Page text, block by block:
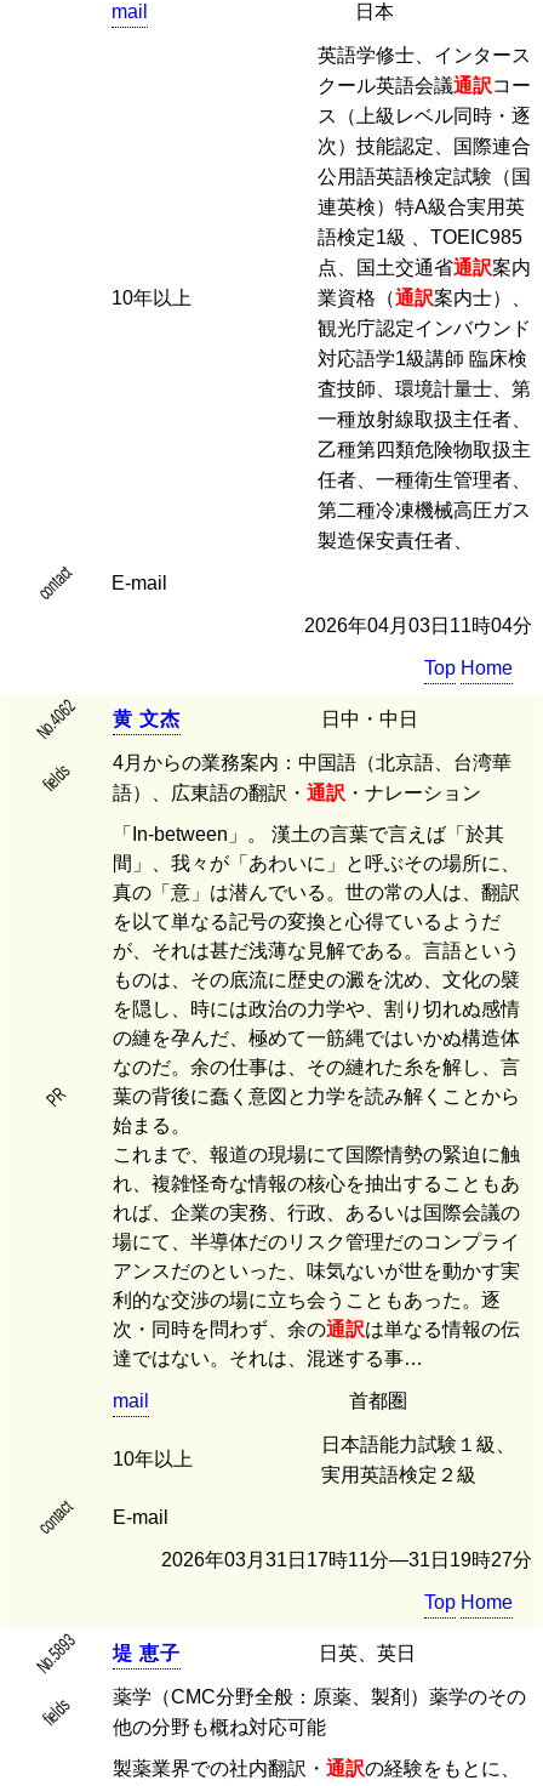
mail 日本
10年以上
英語学修士、インタース
クール英語会議通訳コー
ス（上級レベル同時・逐
次）技能認定、国際連合
公用語英語検定試験（国
連英検）特A級合実用英
語検定1級 、TOEIC985
点、国土交通省通訳案内
業資格（通訳案内士）、
観光庁認定インバウンド
対応語学1級講師 臨床検
査技師、環境計量士、第
一種放射線取扱主任者、
乙種第四類危険物取扱主
任者、一種衛生管理者、
第二種冷凍機械高圧ガス
製造保安責任者、
contact E-mail
2026年04月03日11時04分
Top Home
No.4062 黄 文杰 日中・中日
fields
4月からの業務案内：中国語（北京語、台湾華
語）、広東語の翻訳・ 通訳 ・ナレーション
PR
「In-between」。 漢土の言葉で言えば「於其
間」、我々が「あわいに」と呼ぶその場所に、
真の「意」は潜んでいる。世の常の人は、翻訳
を以て単なる記号の変換と心得ているようだ
が、それは甚だ浅薄な見解である。言語という
ものは、その底流に歴史の澱を沈め、文化の襞
を隠し、時には政治の力学や、割り切れぬ感情
の縺を孕んだ、極めて一筋縄ではいかぬ構造体
なのだ。余の仕事は、その縺れた糸を解し、言
葉の背後に蠢く意図と力学を読み解くことから
始まる。
これまで、報道の現場にて国際情勢の緊迫に触
れ、複雑怪奇な情報の核心を抽出することもあ
れば、企業の実務、行政、あるいは国際会議の
場にて、半導体だのリスク管理だのコンプライ
アンスだのといった、味気ないが世を動かす実
利的な交渉の場に立ち会うこともあった。逐
次・同時を問わず、余の通訳は単なる情報の伝
達ではない。それは、混迷する事…
mail 首都圏
10年以上
日本語能力試験１級、
実用英語検定２級
contact E-mail
2026年03月31日17時11分―31日19時27分
Top Home
No.5893 堤 恵子 日英、英日
fields
薬学（CMC分野全般：原薬、製剤）薬学のその
他の分野も概ね対応可能
製薬業界での社内翻訳・ 通訳の経験をもとに、